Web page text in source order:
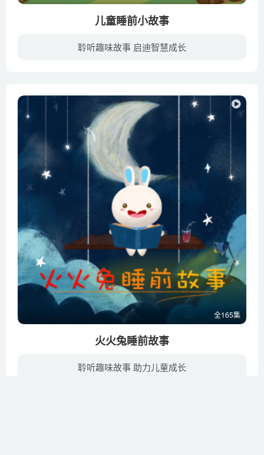
儿童睡前小故事
聆听趣味故事 启迪智慧成长
全165集
火火兔睡前故事
聆听趣味故事 助力儿童成长